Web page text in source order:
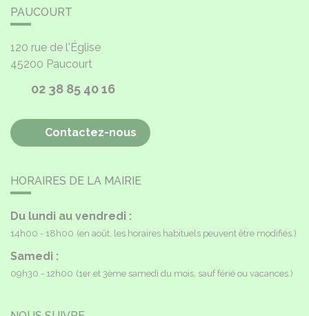
PAUCOURT
120 rue de l'Église
45200 Paucourt
02 38 85 40 16
Contactez-nous
HORAIRES DE LA MAIRIE
Du lundi au vendredi :
14h00 - 18h00 (en août, les horaires habituels peuvent être modifiés.)
Samedi :
09h30 - 12h00 (1er et 3ème samedi du mois, sauf férié ou vacances.)